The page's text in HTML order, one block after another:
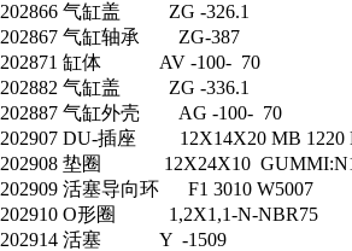
202866 气缸盖 ZG -326.1
202867 气缸轴承 ZG-387
202871 缸体 AV -100- 70
202882 气缸盖 ZG -336.1
202887 气缸外壳 AG -100- 70
202907 DU-插座 12X14X20 MB 1220
202908 垫圈 12X24X10
202909 活塞导向环 F1 3010 W5007
202910 O形圈 1,2X1,1-N-NBR75
202914 活塞 Y -1509